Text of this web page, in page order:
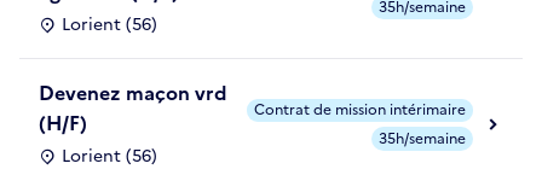
Lorient (56)
35h/semaine
Devenez maçon vrd
(H/F)
Lorient (56)
Contrat de mission intérimaire
35h/semaine